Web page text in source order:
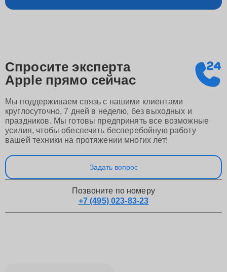
Спросите эксперта
Apple прямо сейчас
Мы поддерживаем связь с нашими клиентами
круглосуточно, 7 дней в неделю, без выходных и
праздников. Мы готовы предпринять все возможные
усилия, чтобы обеспечить бесперебойную работу
вашей техники на протяжении многих лет!
Задать вопрос
Позвоните по номеру
+7 (495) 023-83-23